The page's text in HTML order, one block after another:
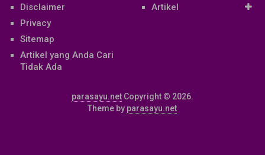
Disclaimer
Privacy
Sitemap
Artikel yang Anda Cari
Tidak Ada
Artikel
parasayu.netCopyright © 2026.
Theme by parasayu.net